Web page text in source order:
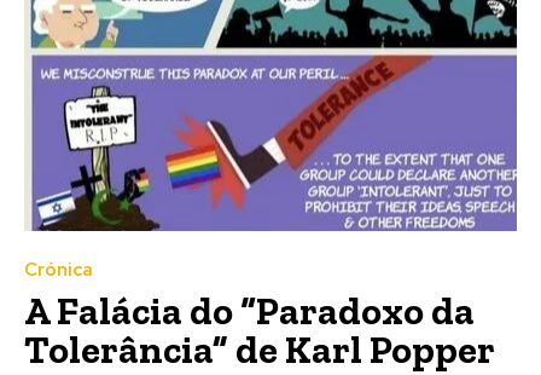
no seu email os artigos do mês transacto, ilustrações e
novidades.Insira o seu endereço de email e clique para
subscrever:
no seu email os artigos do mês transacto, ilustrações e
novidades.Insira o seu endereço de email e clique para
subscrever:
Crónica
A Falácia do “Paradoxo da
Tolerância” de Karl Popper